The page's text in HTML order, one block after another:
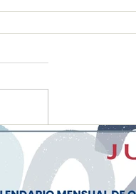
CALENDARIO
OBLIGACIONES
"JUNIO 2026"